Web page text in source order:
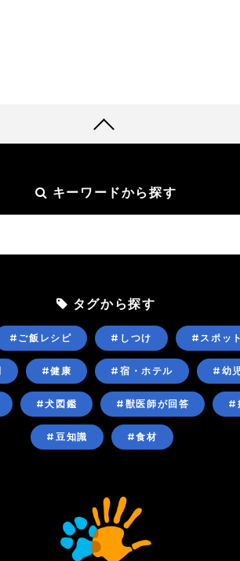
キーワードから探す
タグから探す
#ご飯レシピ #しつけ #スポット
#健康 #宿・ホテル #幼
#犬図鑑 #獣医師が回答 #
#豆知識 #食材